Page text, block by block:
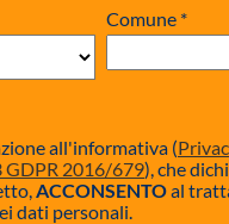
Comune *
all'informativa (
GDPR 2016/679), che
ACCONSENTOal
dati personali.